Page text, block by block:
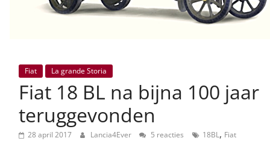
Fiat La grande Storia
Fiat 18 BL na bijna 100 jaar
teruggevonden
28 april 2017 Lancia4Ever 5 reacties 18BL, Fiat